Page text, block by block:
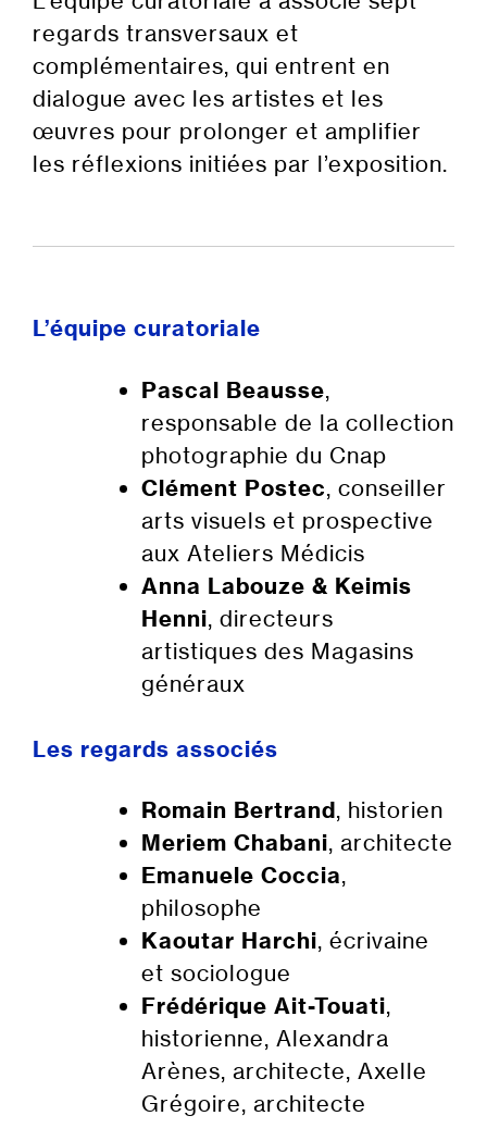
regards transversaux et
complémentaires, qui entrent en
dialogue avec les artistes et les
œuvres pour prolonger et amplifier
les réflexions initiées par l’exposition.
L’équipe curatoriale
Pascal Beausse,
responsable de la collection
photographie du Cnap
Clément Postec, conseiller
arts visuels et prospective
aux Ateliers Médicis
Anna Labouze & Keimis
Henni, directeurs
artistiques des Magasins
généraux
Les regards associés
Romain Bertrand, historien
Meriem Chabani, architecte
Emanuele Coccia,
philosophe
Kaoutar Harchi, écrivaine
et sociologue
Frédérique Ait-Touati,
historienne, Alexandra
Arènes, architecte, Axelle
Grégoire, architecte